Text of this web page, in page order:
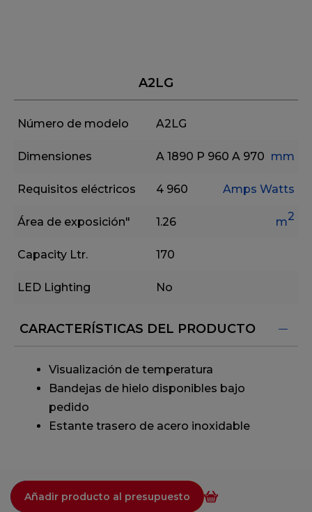
A2LG
Número de modelo A2LG
Dimensiones A 1890 P 960 A 970 mm
Requisitos eléctricos 4 960 Amps Watts
Área de exposición" 1.26 m2
Capacity Ltr. 170
LED Lighting No
CARACTERÍSTICAS DEL PRODUCTO
Visualización de temperatura
Bandejas de hielo disponibles bajo
pedido
Estante trasero de acero inoxidable
Añadir producto al presupuesto